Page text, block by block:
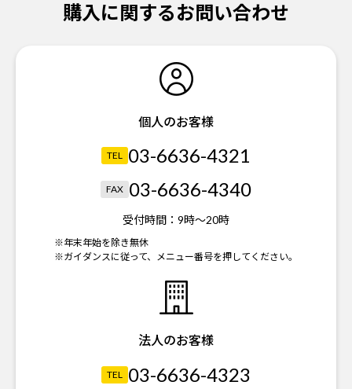
購入に関するお問い合わせ
個人のお客様
TEL 03-6636-4321
FAX 03-6636-4340
受付時間： 9時～20時
※年末年始を除き無休
※ガイダンスに従って、メニュー番号を押してください。
法人のお客様
TEL 03-6636-4323